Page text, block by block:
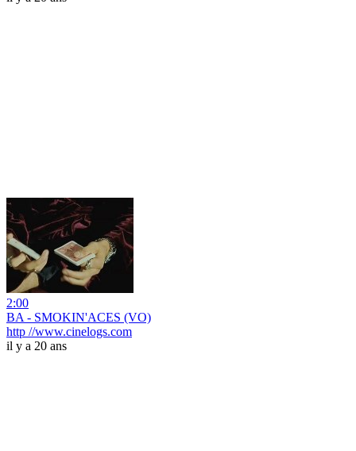
2:00
BA - SMOKIN'ACES (VO)
http //www.cinelogs.com
il y a 20 ans